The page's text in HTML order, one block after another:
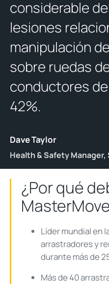
considerable
lesiones
manipulación
sobre ruedas
conductores
42%.
Dave Taylor
Health & Safety
¿Por qué
Líder mundial en
arrastradores y
durante más de
Más de 40